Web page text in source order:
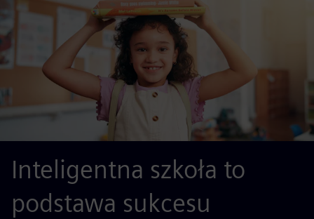
Inteligentna szkoła to
podstawa sukcesu